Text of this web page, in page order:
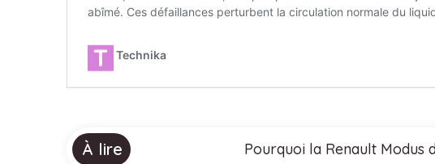
À lire Pourquoi la Renault Modus